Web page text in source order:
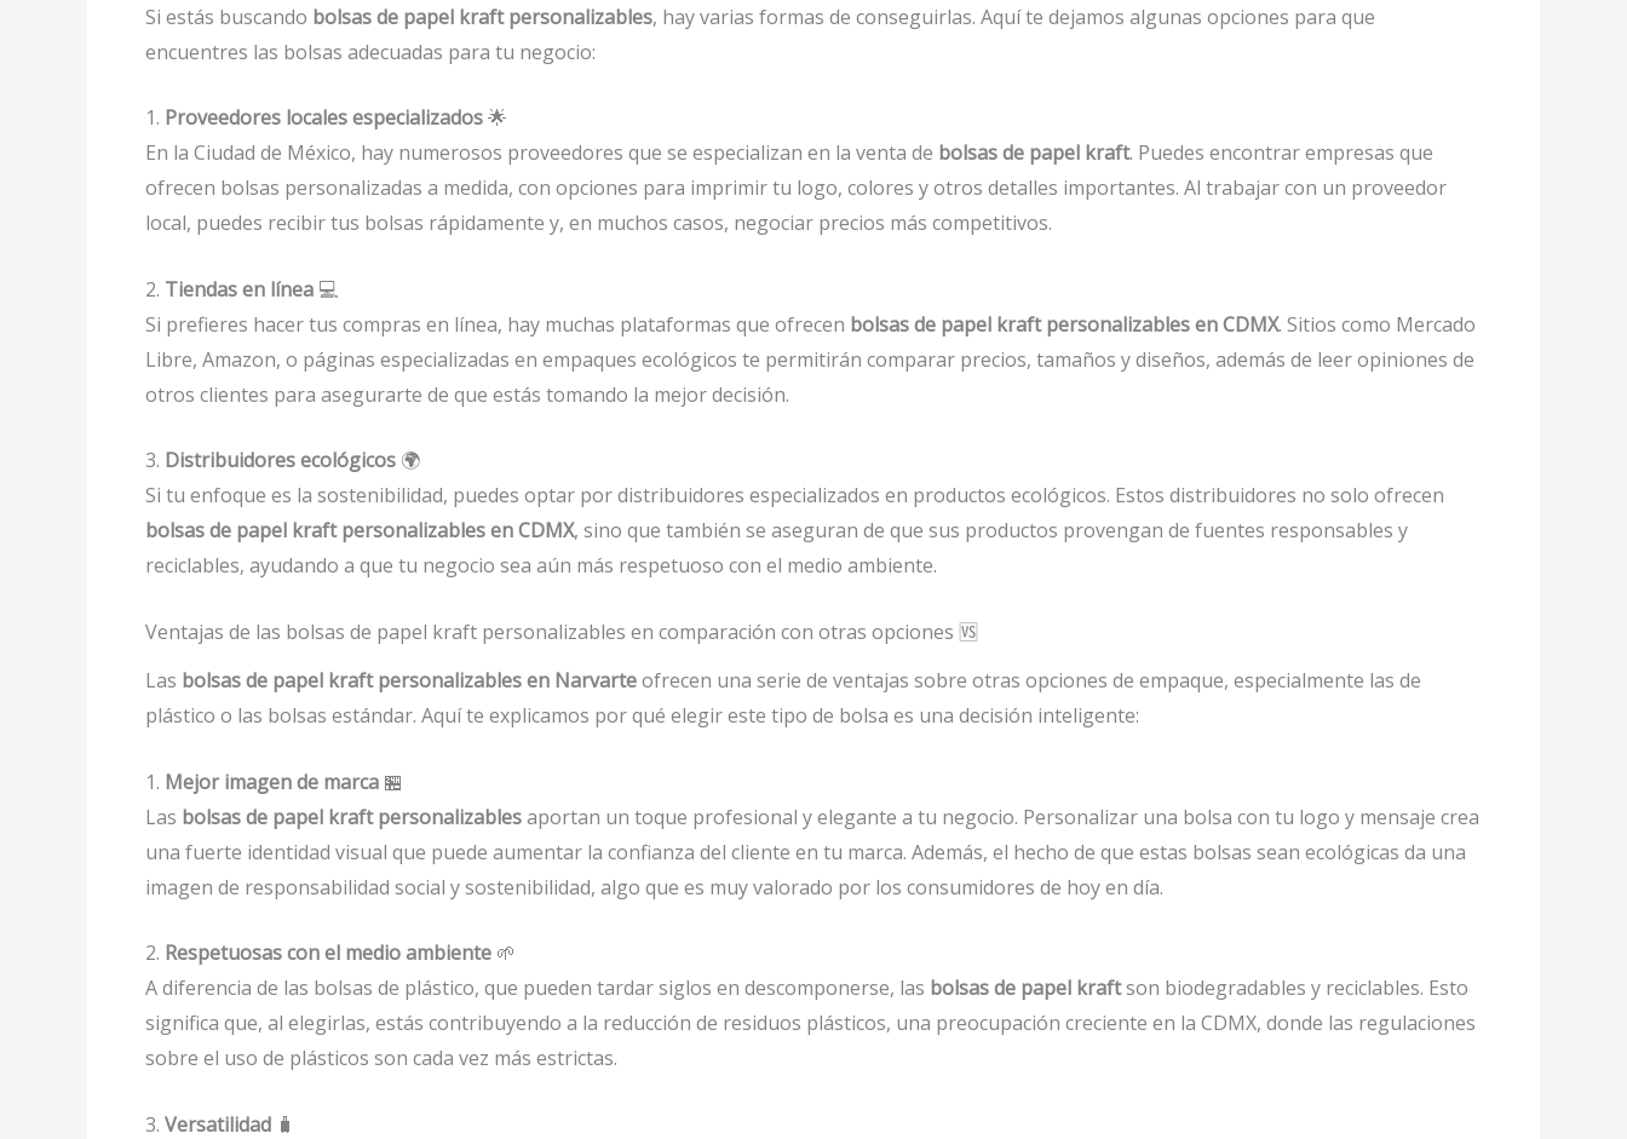
Si estás buscando bolsas de papel kraft personalizables, hay varias formas de conseguirlas. Aquí te dejamos algunas opciones para que
encuentres las bolsas adecuadas para tu negocio:
1. Proveedores locales especializados🌟
En la Ciudad de México, hay numerosos proveedores que se especializan en la venta de bolsas de papel kraft. Puedes encontrar empresas que
ofrecen bolsas personalizadas a medida, con opciones para imprimir tu logo, colores y otros detalles importantes. Al trabajar con un proveedor
local, puedes recibir tus bolsas rápidamente y, en muchos casos, negociar precios más competitivos.
2. Tiendas en línea 💻
Si prefieres hacer tus compras en línea, hay muchas plataformas que ofrecen bolsas de papel kraft personalizables en CDMX. Sitios como Mercado
Libre, Amazon, o páginas especializadas en empaques ecológicos te permitirán comparar precios, tamaños y diseños, además de leer opiniones de
otros clientes para asegurarte de que estás tomando la mejor decisión.
3. Distribuidores ecológicos 🌍
Si tu enfoque es la sostenibilidad, puedes optar por distribuidores especializados en productos ecológicos. Estos distribuidores no solo ofrecen
bolsas de papel kraft personalizables en CDMX, sino que también se aseguran de que sus productos provengan de fuentes responsables y
reciclables, ayudando a que tu negocio sea aún más respetuoso con el medio ambiente.
Ventajas de las bolsas de papel kraft personalizables en comparación con otras opciones 🆚
Las bolsas de papel kraft personalizables en Narvarteofrecen una serie de ventajas sobre otras opciones de empaque, especialmente las de
plástico o las bolsas estándar. Aquí te explicamos por qué elegir este tipo de bolsa es una decisión inteligente:
1. Mejor imagen de marca 🏪
Las bolsas de papel kraft personalizablesaportan un toque profesional y elegante a tu negocio. Personalizar una bolsa con tu logo y mensaje crea
una fuerte identidad visual que puede aumentar la confianza del cliente en tu marca. Además, el hecho de que estas bolsas sean ecológicas da una
imagen de responsabilidad social y sostenibilidad, algo que es muy valorado por los consumidores de hoy en día.
2. Respetuosas con el medio ambiente 🌱
A diferencia de las bolsas de plástico, que pueden tardar siglos en descomponerse, las bolsas de papel kraftson biodegradables y reciclables. Esto
significa que, al elegirlas, estás contribuyendo a la reducción de residuos plásticos, una preocupación creciente en la CDMX, donde las regulaciones
sobre el uso de plásticos son cada vez más estrictas.
3. Versatilidad 🧳